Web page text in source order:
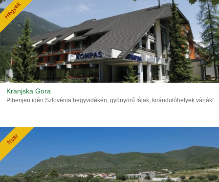
Hegyek
Kranjska Gora
Pihenjen idén Szlovénia hegyvidékén, gyönyörű tájak, kirándulóhelyek várják!
Nyár